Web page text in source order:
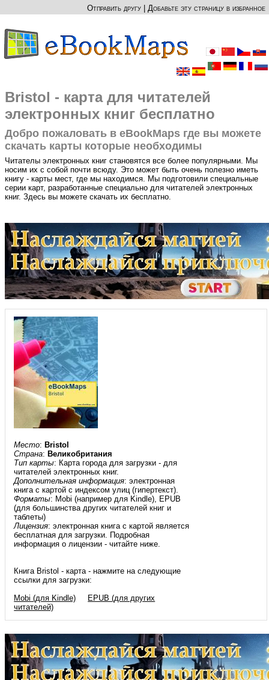
Отправить другу Добавьте эту страницу в избранное
Bristol - карта для читателей
электронных книг бесплатно
Добро пожаловать в eBookMaps где вы можете
скачать карты которые необходимы
Читателы электронных книг становятся все более популярными. Мы
носим их с собой почти всюду. Это может быть очень полезно иметь
книгу - карты мест, где мы находимся. Мы подготовили специальные
серии карт, разработанные специально для читателей электронных
книг. Здесь вы можете скачать их бесплатно.
Место: Bristol
Страна: Великобритания
Тип карты: Карта города для загрузки - для
читателей электронных книг.
Дополнительная информация: электронная
книга с картой с индексом улиц (гипертекст).
Форматы: Mobi (например для Kindle), EPUB
(для большинства других читателей книг и
таблеты)
Лицензия: электронная книга с картой является
бесплатная для загрузки. Подробная
информация о лицензии - читайте ниже.
Книга Bristol - карта - нажмите на следующие
ссылки для загрузки:
Mobi (для Kindle)
EPUB (для других
читателей)